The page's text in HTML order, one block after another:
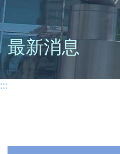
最新消息
:::